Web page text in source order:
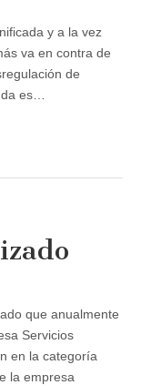
y a la vez
va en contra de
de
es…
que anualmente
Servicios
en la categoría
la empresa